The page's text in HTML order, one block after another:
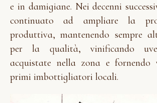
e in damigiane. Nei decenni
continuato ad ampliare la
produttiva, mantenendo sempre
per la qualità, vinificando
acquistate nella zona e fornendo
primi imbottigliatori locali.